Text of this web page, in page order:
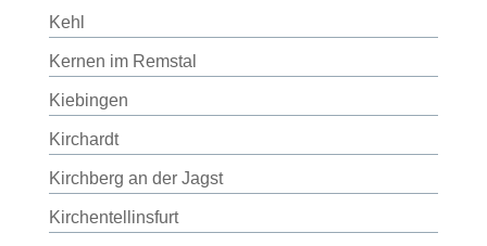
Kehl
Kernen im Remstal
Kiebingen
Kirchardt
Kirchberg an der Jagst
Kirchentellinsfurt